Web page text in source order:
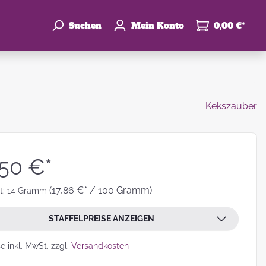
Suchen Mein Konto 0,00 €*
Kekszauber
€*
14 Gramm (17,86 €* / 100 Gramm)
STAFFELPREISE ANZEIGEN
inkl. MwSt. zzgl. Versandkosten